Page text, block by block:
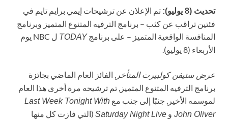
تحديث (8 يوليو):
تم الإعلان عن ترشيحات إيمي برايم تايم في
فئتين تراقب عن كثب – برنامج الترفيه المتنوع المتميز وبرنامج
المنافسة الواقعية المتميز – على برنامجTODAY
ل NBC يوم
الأربعاء (8 يوليو).
عرض ستيفن كولبيرت المتأخر
, الفائز العام الماضي بجائزة
برنامج الترفيه المتنوع المتميز, تم ترشيحه مرة أخرى هذا العام
لموسمه الأخير, جنبًا إلى جنب مع Last Week Tonight With
John Oliver و Saturday Night Live (التي فازت كل منها